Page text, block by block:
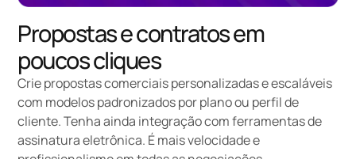
Propostas e contratos em
poucos cliques
Crie propostas comerciaispersonalizadas e escaláveis
com modelos padronizados por plano ou perfil de
cliente. Tenha ainda integração com ferramentas de
assinatura eletrônica. É mais velocidade e